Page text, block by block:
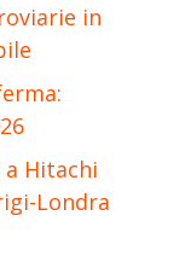
in
a Hitachi
Londra